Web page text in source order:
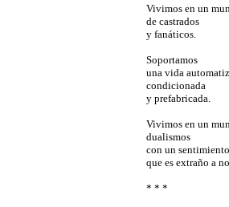
Vivimos en un
de castrados
y fanáticos.
Soportamos
una vida
condicionada
y prefabricada.
Vivimos en un
dualismos
con un
que es extraño a
* * *